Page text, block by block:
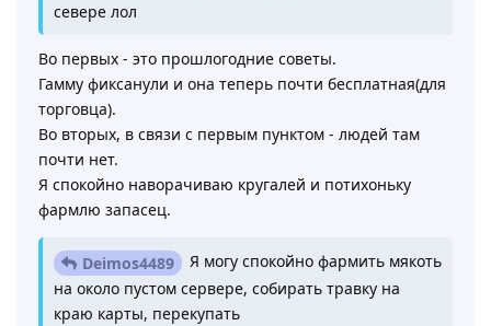
севере лол
Во первых - это прошлогодние советы.
Гамму фиксанули и она теперь почти бесплатная(для
торговца).
Во вторых, в связи с первым пунктом - людей там
почти нет.
Я спокойно наворачиваю кругалей и потихоньку
фармлю запасец.
Deimos4489
Я могу спокойно фармить мякоть
на около пустом сервере, собирать травку на
краю карты, перекупать